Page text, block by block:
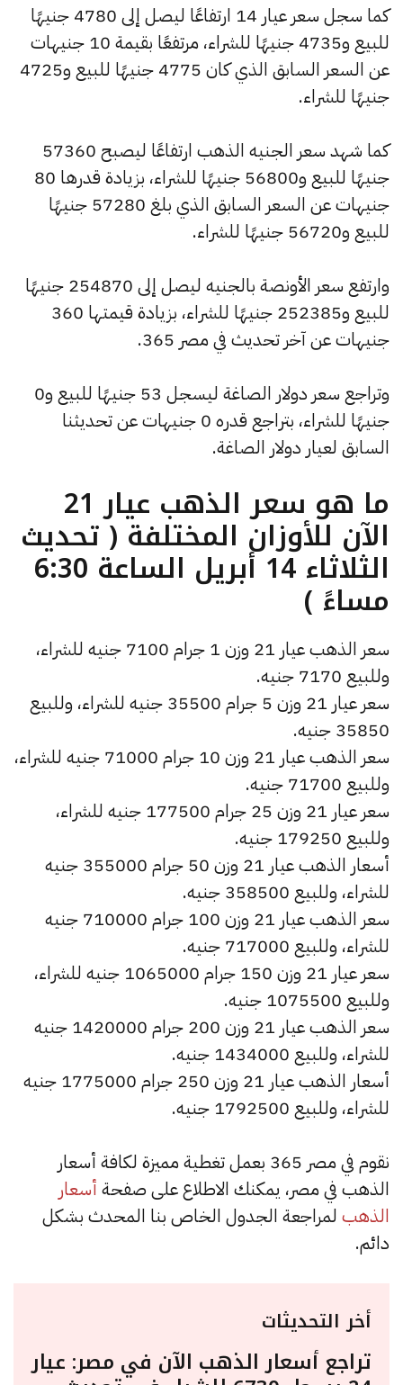
كما سجل سعر عيار 14 ارتفاعًا ليصل إلى 4780 جنيهًا
للبيع و4735 جنيهًا للشراء، مرتفعًا بقيمة 10 جنيهات
عن السعر السابق الذي كان 4775 جنيهًا للبيع و4725
جنيهًا للشراء.
كما شهد سعر الجنيه الذهب ارتفاعًا ليصبح 57360
جنيهًا للبيع و56800 جنيهًا للشراء، بزيادة قدرها 80
جنيهات عن السعر السابق الذي بلغ 57280 جنيهًا
للبيع و56720 جنيهًا للشراء.
وارتفع سعر الأونصة بالجنيه ليصل إلى 254870 جنيهًا
للبيع و252385 جنيهًا للشراء، بزيادة قيمتها 360
جنيهات عن آخر تحديث في مصر 365.
وتراجع سعر دولار الصاغة ليسجل 53 جنيهًا للبيع و0
جنيهًا للشراء، بتراجع قدره 0 جنيهات عن تحديثنا
السابق لعيار دولار الصاغة.
ما هو سعر الذهب عيار 21
الآن للأوزان المختلفة ( تحديث
الثلاثاء 14 أبريل الساعة 6:30
مساءً )
سعر الذهب عيار 21 وزن 1 جرام 7100 جنيه للشراء،
وللبيع 7170 جنيه.
سعر عيار 21 وزن 5 جرام 35500 جنيه للشراء، وللبيع
35850 جنيه.
سعر الذهب عيار 21 وزن 10 جرام 71000 جنيه للشراء،
وللبيع 71700 جنيه.
سعر عيار 21 وزن 25 جرام 177500 جنيه للشراء،
وللبيع 179250 جنيه.
أسعار الذهب عيار 21 وزن 50 جرام 355000 جنيه
للشراء، وللبيع 358500 جنيه.
سعر الذهب عيار 21 وزن 100 جرام 710000 جنيه
للشراء، وللبيع 717000 جنيه.
سعر عيار 21 وزن 150 جرام 1065000 جنيه للشراء،
وللبيع 1075500 جنيه.
سعر الذهب عيار 21 وزن 200 جرام 1420000 جنيه
للشراء، وللبيع 1434000 جنيه.
أسعار الذهب عيار 21 وزن 250 جرام 1775000 جنيه
للشراء، وللبيع 1792500 جنيه.
نقوم في مصر 365 بعمل تغطية مميزة لكافة أسعار
الذهب في مصر، يمكنك الاطلاع على صفحة أسعار
الذهب لمراجعة الجدول الخاص بنا المحدث بشكل
دائم.
أخر التحديثات
تراجع أسعار الذهب الآن في مصر: عيار